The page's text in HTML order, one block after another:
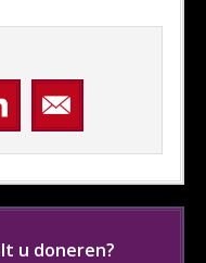
u doneren?